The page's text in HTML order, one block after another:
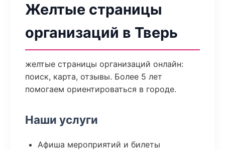
Желтые страницы
организаций в Тверь
желтые страницы организаций онлайн:
поиск, карта, отзывы. Более 5 лет
помогаем ориентироваться в городе.
Наши услуги
Афиша мероприятий и билеты